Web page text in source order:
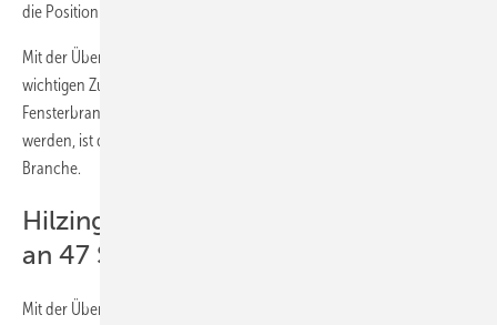
die Position im Markt zu stärken.
Mit der Übernahme sichert sich die Hilzinger Gruppe nicht nur einen
wichtigen Zulieferer, sondern erhalte auch Know-how für die ganze
Fensterbranche. In Zeiten, in denen Fachkräfte immer seltener
werden, ist dieser Schritt entscheidend für die Zukunftsfähigkeit der
Branche.
Hilzinger jetzt fast 1500 Mitarbeiter
an 47 Standorten
Mit der Übernahme wächst die Hilzinger-Gruppe auf insgesamt 47